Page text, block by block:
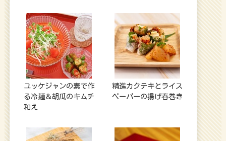
ユッケジャンの素で作
る冷麺＆胡瓜のキムチ
和え
精進カクテキとライス
ペーパーの揚げ春巻き